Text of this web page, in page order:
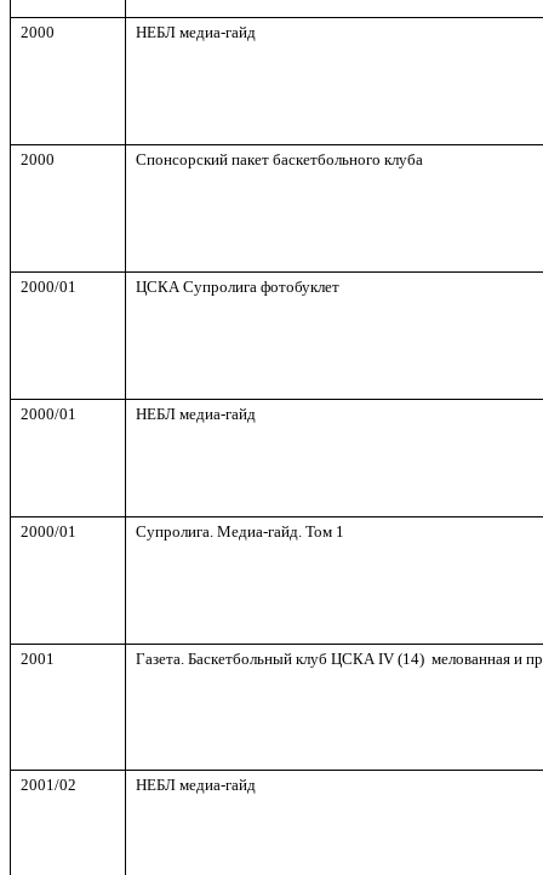
2000 НЕБЛ медиа-гайд
2000 Спонсорский пакет баскетбольного клуба
2000/01 ЦСКА Супролига фотобуклет
2000/01 НЕБЛ медиа-гайд
2000/01 Супролига. Медиа-гайд. Том 1
2001 Газета. Баскетбольный клуб ЦСКАIV(14) мелованная и
2001/02 НЕБЛ медиа-гайд